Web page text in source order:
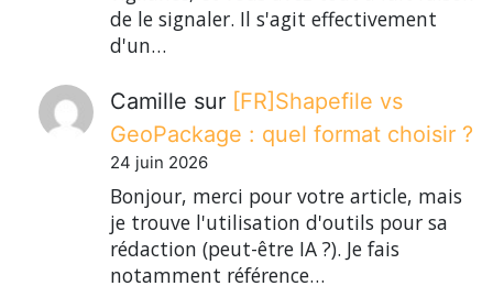
de le signaler. Il s'agit effectivement
d'un…
Camille sur
[FR]Shapefile vs
GeoPackage : quel format choisir ?
24 juin 2026
Bonjour, merci pour votre article, mais
je trouve l'utilisation d'outils pour sa
rédaction (peut-être IA ?). Je fais
notamment référence…